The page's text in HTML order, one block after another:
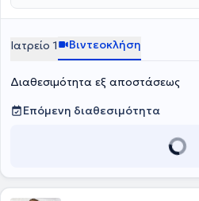
Ιατρείο 1 Βιντεοκλήση
Διαθεσιμότητα εξ αποστάσεως
Επόμενη διαθεσιμότητα